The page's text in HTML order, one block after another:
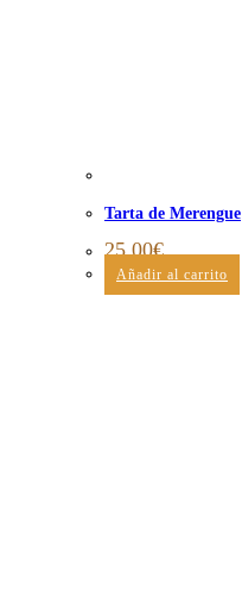
Tarta de Merengue
25,00€
Añadir al carrito